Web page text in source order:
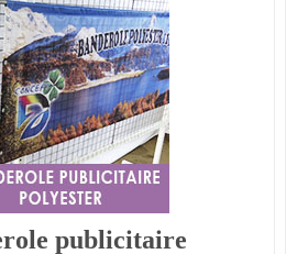
publicitaire